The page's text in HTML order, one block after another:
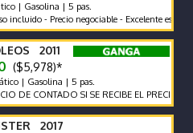
| Gasolina | 5 pas.
- Precio negociable - Excelente estado
2011
($5,978)*
| Gasolina | 5 pas.
CONTADO SI SE RECIBE EL PRECIO VARIA !!!
2017